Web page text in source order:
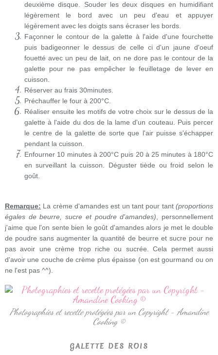
deuxième disque. Souder les deux disques en humidifiant
légèrement le bord avec un peu d'eau et appuyer
légèrement avec les doigts sans écraser les bords.
Façonner le contour de la galette à l'aide d'une fourchette
puis badigeonner le dessus de celle ci d'un jaune d'oeuf
fouetté avec un peu de lait, on ne dore pas le contour de la
galette pour ne pas empêcher le feuilletage de lever en
cuisson.
Réserver au frais 30minutes.
Préchauffer le four à 200°C.
Réaliser ensuite les motifs de votre choix sur le dessus de la
galette à l'aide du dos de la lame d'un couteau. Puis percer
le centre de la galette de sorte que l'air puisse s'échapper
pendant la cuisson.
Enfourner 10 minutes à 200°C puis 20 à 25 minutes à 180°C
en surveillant la cuisson. Déguster tiède ou froid selon le
goût.
Remarque: La crème d'amandes est un tant pour tant(proportions
égales de beurre, sucre et poudre d'amandes) , personnellement
j'aime que l'on sente bien le goût d'amandes alors je met le double
de poudre sans augmenter la quantité de beurre et sucre pour ne
pas avoir une crème trop riche ou sucrée. Cela permet aussi
d'avoir une couche de crème plus épaisse (on est gourmand ou on
ne l'est pas ^^).
Photographies et recette protégées par un Copyright - Amandine
Cooking ©
GALETTE DES ROIS